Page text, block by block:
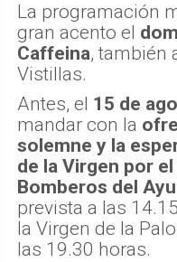
La programación
gran acento el
Caffeina, también
Vistillas.
Antes, el 15 de
mandar con la
solemne y la
de la Virgen por
Bomberos del
prevista a las
la Virgen de la
las 19.30 horas.